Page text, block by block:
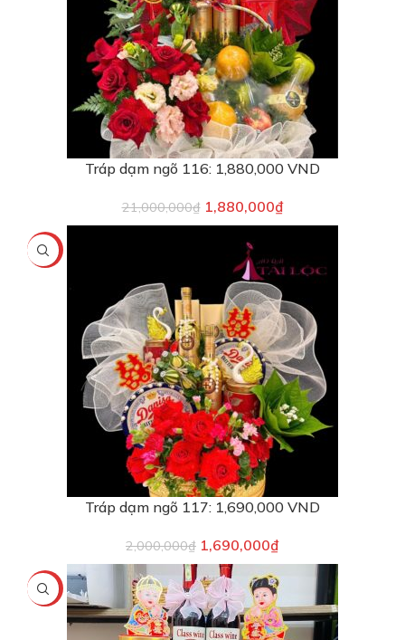
Tráp dạm ngõ 116: 1,880,000 VND
21,000,000₫ 1,880,000₫
-16%
Tráp dạm ngõ 117: 1,690,000 VND
2,000,000₫ 1,690,000₫
-9%